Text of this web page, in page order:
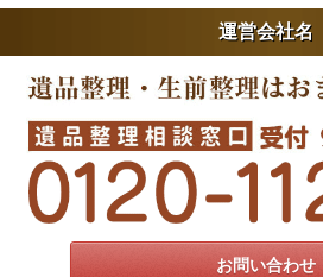
運営会社名
お問い合わせ